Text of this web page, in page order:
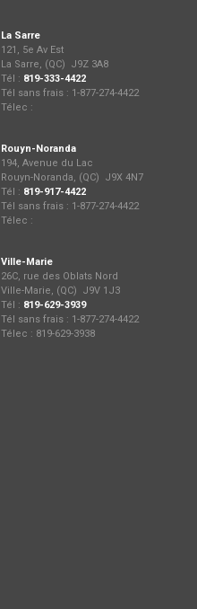
La Sarre
121, 5e Av Est
La Sarre, (QC) J9Z 3A8
Tél : 819-333-4422
Tél sans frais : 1-877-274-4422
Télec :
Rouyn-Noranda
194, Avenue du Lac
Rouyn-Noranda, (QC) J9X 4N7
Tél : 819-917-4422
Tél sans frais : 1-877-274-4422
Télec :
Ville-Marie
26C, rue des Oblats Nord
Ville-Marie, (QC) J9V 1J3
Tél : 819-629-3939
Tél sans frais : 1-877-274-4422
Télec : 819-629-3938